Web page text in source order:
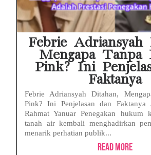
Febrie Adriansyah
Mengapa Tanpa
Pink? Ini
Faktanya
Febrie Adriansyah Ditahan,
Pink? Ini Penjelasan dan
Rahmat Yanuar Penegakan hukum
tanah air kembali menghadirkan
menarik perhatian publik...
Read More